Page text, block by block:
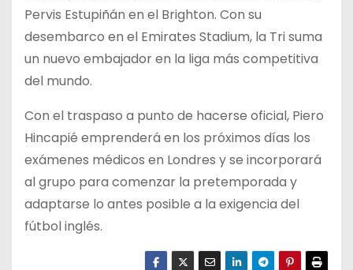
Pervis Estupiñán en el Brighton. Con su
desembarco en el Emirates Stadium, la Tri suma
un nuevo embajador en la liga más competitiva
del mundo.
Con el traspaso a punto de hacerse oficial, Piero
Hincapié emprenderá en los próximos días los
exámenes médicos en Londres y se incorporará
al grupo para comenzar la pretemporada y
adaptarse lo antes posible a la exigencia del
fútbol inglés.